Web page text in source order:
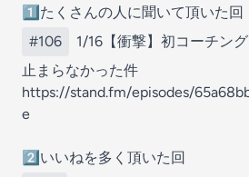
1️⃣たくさんの人に聞いて頂いた回
#106
1/16【衝撃】初コーチン
止まらなかった件
https://stand.fm/episodes/
e
2️⃣いいねを多く頂いた回